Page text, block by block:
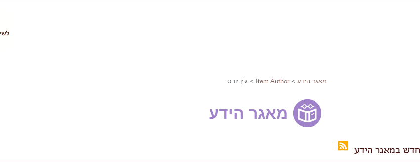
מאגר הידע >
Item Author > ג’ין יודס
מאגר הידע
חדש במאגר הידע